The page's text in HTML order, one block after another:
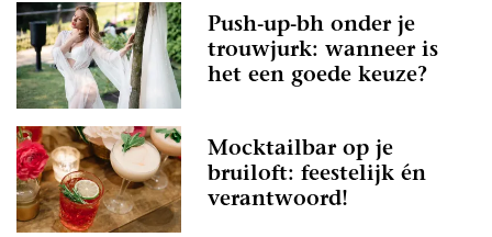
Push-up-bh onder je
trouwjurk: wanneer is
het een goede keuze?
Mocktailbar op je
bruiloft: feestelijk én
verantwoord!